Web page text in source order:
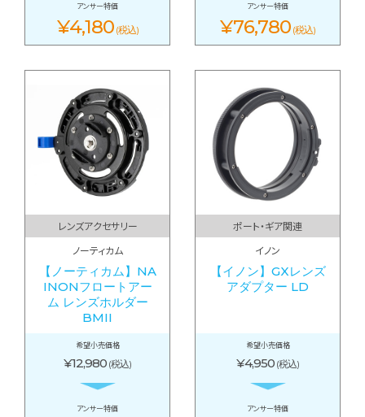
アンサー特価
¥4,180 (税込)
アンサー特価
¥76,780 (税込)
レンズアクセサリー
ノーティカム
【ノーティカム】NA
INONフロートアー
ム レンズホルダー
BMII
希望小売価格
¥12,980 (税込)
アンサー特価
ポート・ギア関連
イノン
【イノン】GXレンズ
アダプター LD
希望小売価格
¥4,950 (税込)
アンサー特価